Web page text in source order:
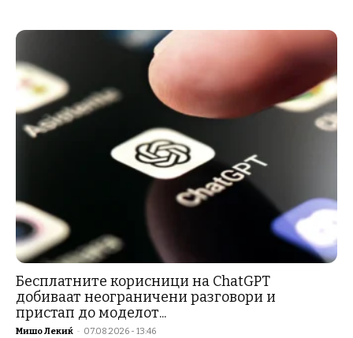
Бесплатните корисници на ChatGPT
добиваат неограничени разговори и
пристап до моделот...
Мишо Лекиќ - 07.08.2026 - 13:46